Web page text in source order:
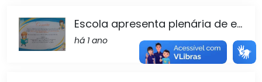
Escola apresenta plenária de e...
há 1 ano